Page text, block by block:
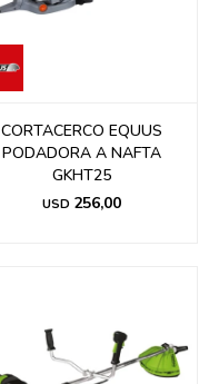
CORTACERCO EQUUS
PODADORA A NAFTA
GKHT25
USD 256,00